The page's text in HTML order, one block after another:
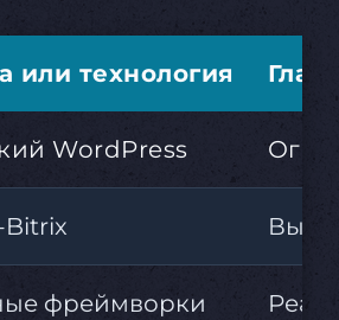
или технология
WordPress
Bitrix
фреймворки